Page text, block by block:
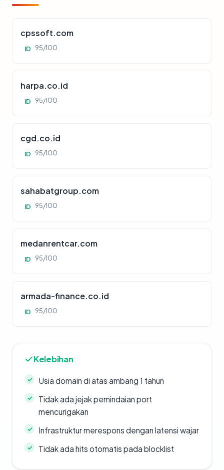
cpssoft.com
ID 95/100
harpa.co.id
ID 95/100
cgd.co.id
ID 95/100
sahabatgroup.com
ID 95/100
medanrentcar.com
ID 95/100
armada-finance.co.id
ID 95/100
Kelebihan
Usia domain di atas ambang 1 tahun
Tidak ada jejak pemindaian port
mencurigakan
Infrastruktur merespons dengan latensi wajar
Tidak ada hits otomatis pada blocklist